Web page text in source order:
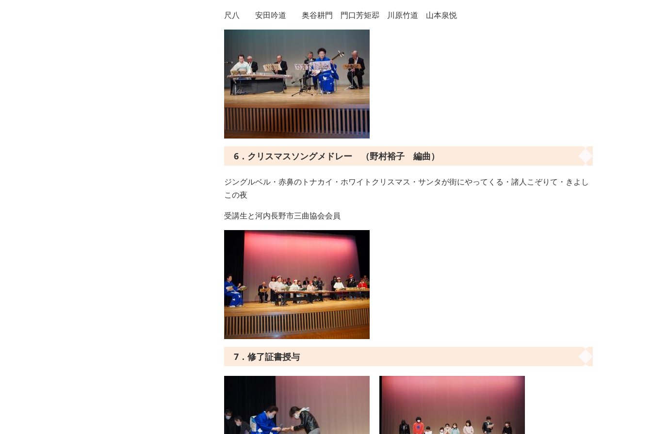
尺八 安田吟道 奥谷耕門 門口芳矩翆 川原竹道 山本泉悦
6．クリスマスソングメドレー （野村裕子 編曲）
ジングルベル・赤鼻のトナカイ・ホワイトクリスマス・サンタが街にやってくる・諸人こぞりて・きよし
この夜
受講生と河内長野市三曲協会会員
7．修了証書授与